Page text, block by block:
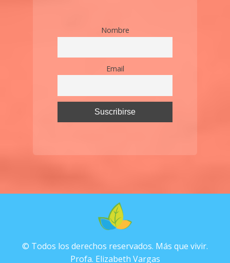
Nombre
Email
© Todos los derechos reservados. Más que vivir.
Profa. Elizabeth Vargas